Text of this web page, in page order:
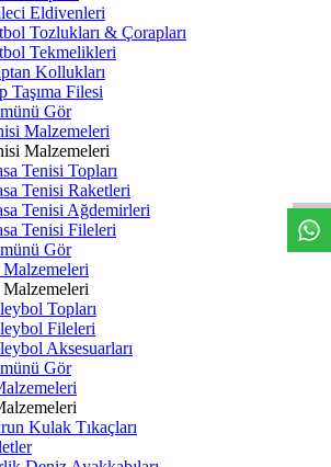
Eldivenleri
Tozlukları & Çorapları
Tekmelikleri
Kollukları
Taşıma Filesi
Gör
Malzemeleri
Malzemeleri
Tenisi Topları
Tenisi Raketleri
Tenisi Ağdemirleri
Tenisi Fileleri
Gör
Topları
Fileleri
Aksesuarları
Gör
Kulak Tıkaçları